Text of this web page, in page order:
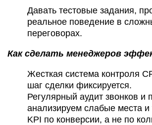
Давать тестовые задания,
реальное поведение в
переговорах.
Как сделать менеджеров
Жесткая система контроля
шаг сделки фиксируется.
Регулярный аудит звонков и
анализируем слабые места и
KPI по конверсии, а не по